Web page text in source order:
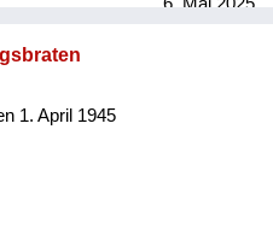
1. April 1945